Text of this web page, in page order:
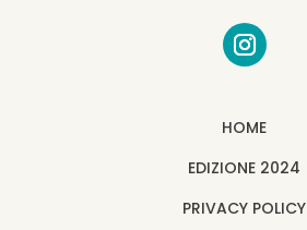
HOME
EDIZIONE 2024
PRIVACY POLICY